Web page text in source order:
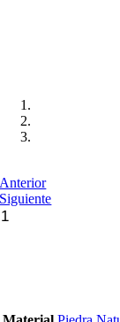
Anterior
Siguiente